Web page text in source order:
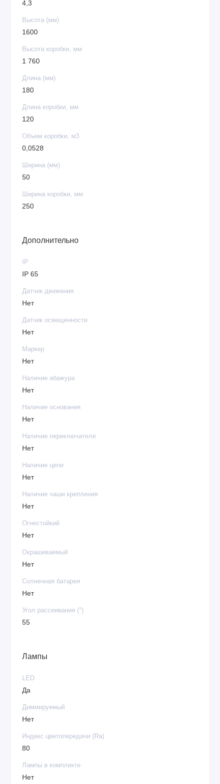
4,3
Высота (мм)
1600
Высота коробки, мм
1 760
Длина (мм)
180
Длина коробки, мм
120
Объем коробки, м3
0,0528
Ширина (мм)
50
Ширина коробки, мм
250
Дополнительно
IP
IP 65
Датчик движения
Нет
Датчик освещенности
Нет
Маркер
Нет
Наличие абажура
Нет
Наличие основания
Нет
Наличие переключателя
Нет
Наличие цепи
Нет
Наличие чаши крепления
Нет
Огнестойкий
Нет
Окрашиваемый
Нет
Солнечная батарея
Нет
Угол рассеивания (°)
55
Лампы
LED
Да
Диммируемый
Нет
Индекс цветопередачи (Ra)
80
Лампы в комплекте
Нет